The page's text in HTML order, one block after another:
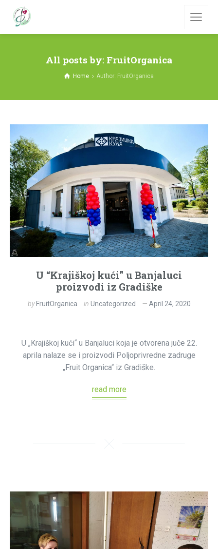
All posts by: FruitOrganica
Home Author: FruitOrganica
U “Krajiškoj kući” u Banjaluci
proizvodi iz Gradiške
by FruitOrganica in Uncategorized April 24, 2020
U „Krajiškoj kući“ u Banjaluci koja je otvorena juče 22.
aprila nalaze se i proizvodi Poljoprivredne zadruge
„Fruit Organica“ iz Gradiške.
read more